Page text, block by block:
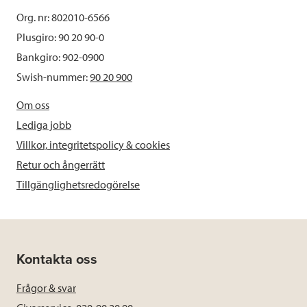
Org. nr: 802010-6566
Plusgiro: 90 20 90-0
Bankgiro: 902-0900
Swish-nummer:90 20 900
Om oss
Lediga jobb
Villkor, integritetspolicy & cookies
Retur och ångerrätt
Tillgänglighetsredogörelse
Kontakta oss
Frågor & svar